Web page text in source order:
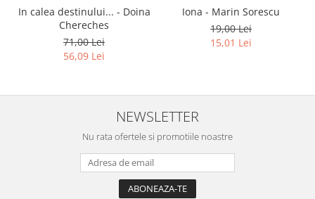
In calea destinului... - Doina
Chereches
71,00 Lei
56,09 Lei
Iona - Marin Sorescu
19,00 Lei
15,01 Lei
NEWSLETTER
Nu rata ofertele si promotiile noastre